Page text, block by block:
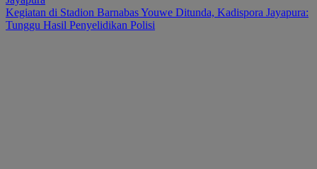
Kegiatan di Stadion Barnabas Youwe Ditunda, Kadispora Jayapura:
Tunggu Hasil Penyelidikan Polisi